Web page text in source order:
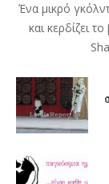
Ένα μικρό
και κερδίζει